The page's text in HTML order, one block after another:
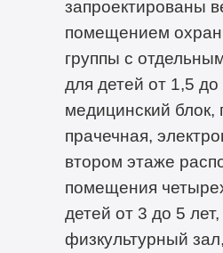
запроектированы
помещением
группы с
для детей от 1,5 до
медицинский блок,
прачечная,
втором этаже
помещения
детей от 3 до 5 лет,
физкультурный